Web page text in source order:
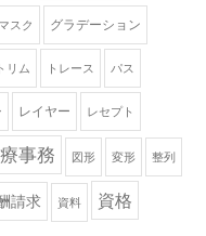
スク グラデーション
トリム トレース パス
レイヤー レセプト
事務 図形 変形 整列
請求 資料 資格